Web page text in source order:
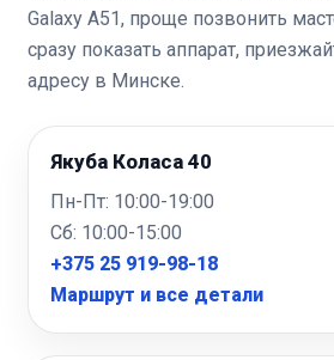
Galaxy A51, проще позвонить
сразу показать аппарат,
адресу в Минске.
Якуба Коласа 40
Пн-Пт: 10:00-19:00
Сб: 10:00-15:00
+375 25 919-98-18
Маршрут и все детали